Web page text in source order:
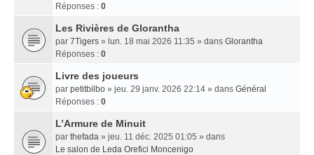
Réponses : 0
Les Rivières de Glorantha
par 7Tigers » lun. 18 mai 2026 11:35 » dans Glorantha
Réponses : 0
Livre des joueurs
par petitbilbo » jeu. 29 janv. 2026 22:14 » dans Général
Réponses : 0
L’Armure de Minuit
par thefada » jeu. 11 déc. 2025 01:05 » dans
Le salon de Leda Orefici Moncenigo